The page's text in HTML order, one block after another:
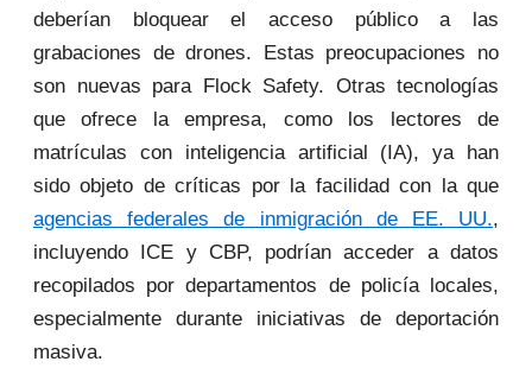
deberían bloquear el acceso público a las
grabaciones de drones. Estas preocupaciones no
son nuevas para Flock Safety. Otras tecnologías
que ofrece la empresa, como los lectores de
matrículas con inteligencia artificial (IA), ya han
sido objeto de críticas por la facilidad con la que
agencias federales de inmigración de EE. UU.,
incluyendo ICE y CBP, podrían acceder a datos
recopilados por departamentos de policía locales,
especialmente durante iniciativas de deportación
masiva.